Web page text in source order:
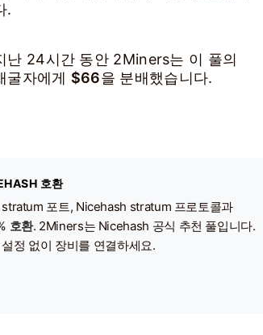
.
난 24시간 동안 2Miners는 이 풀의
굴자에게 $66을 분배했습니다.
호환
stratum 포트, Nicehash stratum 프로토콜과
호환. 2Miners는 Nicehash 공식 추천 풀입니다.
정 없이 장비를 연결하세요.